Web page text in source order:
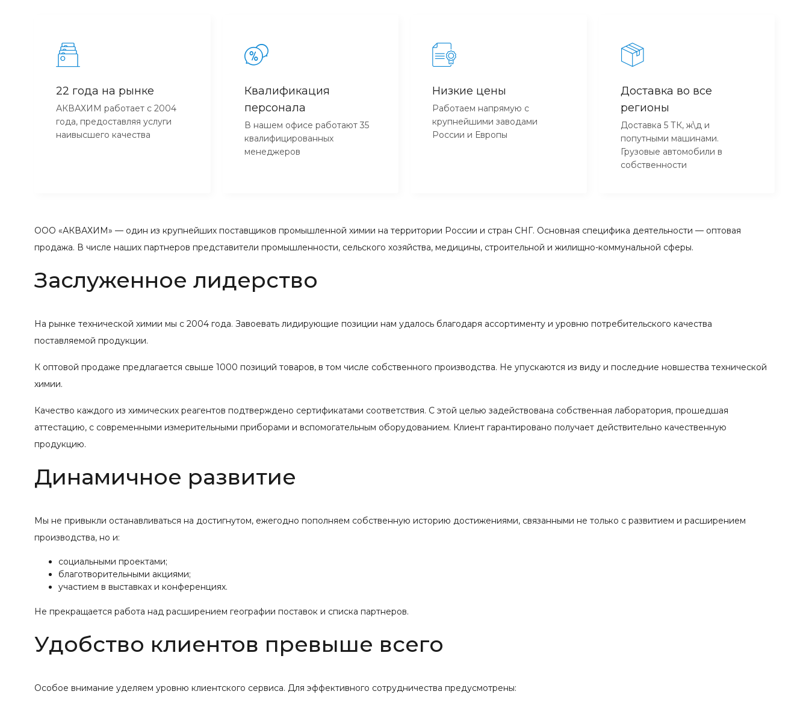
22 года на рынке
АКВАХИМ работает с 2004
года, предоставляя услуги
наивысшего качества
Квалификация
персонала
В нашем офисе работают 35
квалифицированных
менеджеров
Низкие цены
Работаем напрямую с
крупнейшими заводами
России и Европы
Доставка во все
регионы
Доставка 5 ТК, ж\д и
попутными машинами.
Грузовые автомобили в
собственности
ООО «АКВАХИМ» — один из крупнейших поставщиков промышленной химии на территории России и стран СНГ. Основная специфика деятельности — оптовая
продажа. В числе наших партнеров представители промышленности, сельского хозяйства, медицины, строительной и жилищно-коммунальной сферы.
Заслуженное лидерство
На рынке технической химии мы с 2004 года. Завоевать лидирующие позиции нам удалось благодаря ассортименту и уровню потребительского качества
поставляемой продукции.
К оптовой продаже предлагается свыше 1000 позиций товаров, в том числе собственного производства. Не упускаются из виду и последние новшества технической
химии.
Качество каждого из химических реагентов подтверждено сертификатами соответствия. С этой целью задействована собственная лаборатория, прошедшая
аттестацию, с современными измерительными приборами и вспомогательным оборудованием. Клиент гарантировано получает действительно качественную
продукцию.
Динамичное развитие
Мы не привыкли останавливаться на достигнутом, ежегодно пополняем собственную историю достижениями, связанными не только с развитием и расширением
производства, но и:
социальными проектами;
благотворительными акциями;
участием в выставках и конференциях.
Не прекращается работа над расширением географии поставок и списка партнеров.
Удобство клиентов превыше всего
Особое внимание уделяем уровню клиентского сервиса. Для эффективного сотрудничества предусмотрены: